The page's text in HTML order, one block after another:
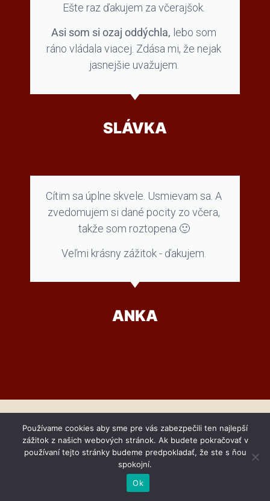
Ešte raz ďakujem za včerajšok.
Asi som si ozaj oddýchla, lebo som
ráno vládala viacej. Zdása mi, že nejak
jasnejšie uvažujem.
SLÁVKA
Cítim sa úplne skvele. Usmievam sa. A
zvedomujem si dané pocity zo včera,
takže som roztopena 🙂
Veľmi krásny zážitok - ďakujem.
ANKA
Kam prísť
Používame cookies aby sme pre vás zabezpečili ten najlepší
zážitok z našich webových stránok. Ak budete pokračovať v
používaní tejto stránky budeme predpokladať, že ste s ňou
spokojní.
Ok